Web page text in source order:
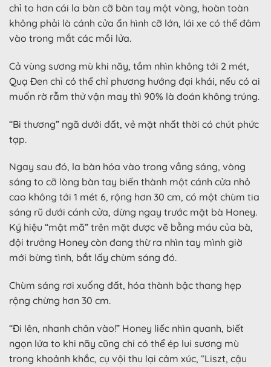
chỉ to hơn cái la bàn cỡ bàn tay một vòng, hoàn toàn
không phải là cánh cửa ẩn hình cỡ lớn, lái xe có thể đâm
vào trong mắt các mồi lửa.
Cả vùng sương mù khi nãy, tầm nhìn không tới 2 mét,
Quạ Đen chỉ có thể chỉ phương hướng đại khái, nếu có ai
muốn rờ rẫm thử vận may thì 90% là đoán không trúng.
“Bi thương” ngã dưới đất, vẻ mặt nhất thời có chút phức
tạp.
Ngay sau đó, la bàn hóa vào trong vầng sáng, vòng
sáng to cỡ lòng bàn tay biến thành một cánh cửa nhỏ
cao không tới 1 mét 6, rộng hơn 30 cm, có một chùm tia
sáng rũ dưới cánh cửa, dừng ngay trước mặt bà Honey.
Ký hiệu “mật mã” trên mặt được vẽ bằng máu của bà,
đội trưởng Honey còn đang thừ ra nhìn tay mình giờ
mới bừng tình, bắt lấy chùm sáng đó.
Chùm sáng rơi xuống đất, hóa thành bậc thang hẹp
rộng chừng hơn 30 cm.
“Đi lên, nhanh chân vào!” Honey liếc nhìn quanh, biết
ngọn lửa to khi nãy cũng chỉ có thể ép lui sương mù
trong khoảnh khắc, cụ vội thu lại cảm xúc, “Liszt, cậu